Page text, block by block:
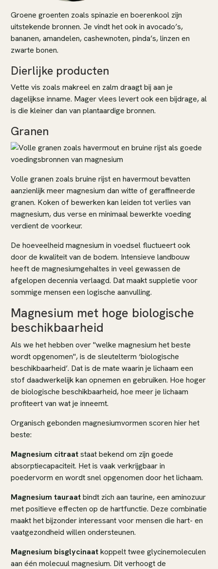
Groene groenten zoals spinazie en boerenkool zijn
uitstekende bronnen. Je vindt het ook in avocado’s,
bananen, amandelen, cashewnoten, pinda’s, linzen en
zwarte bonen.
Dierlijke producten
Vette vis zoals makreel en zalm draagt bij aan je
dagelijkse inname. Mager vlees levert ook een bijdrage, al
is die kleiner dan van plantaardige bronnen.
Granen
Volle granen zoals bruine rijst en havermout bevatten
aanzienlijk meer magnesium dan witte of geraffineerde
granen. Koken of bewerken kan leiden tot verlies van
magnesium, dus verse en minimaal bewerkte voeding
verdient de voorkeur.
De hoeveelheid magnesium in voedsel fluctueert ook
door de kwaliteit van de bodem. Intensieve landbouw
heeft de magnesiumgehaltes in veel gewassen de
afgelopen decennia verlaagd. Dat maakt suppletie voor
sommige mensen een logische aanvulling.
Magnesium met hoge biologische
beschikbaarheid
Als we het hebben over "welke magnesium het beste
wordt opgenomen", is de sleutelterm ‘biologische
beschikbaarheid’. Dat is de mate waarin je lichaam een
stof daadwerkelijk kan opnemen en gebruiken. Hoe hoger
de biologische beschikbaarheid, hoe meer je lichaam
profiteert van wat je inneemt.
Organisch gebonden magnesiumvormen scoren hier het
beste:
Magnesium citraatstaat bekend om zijn goede
absorptiecapaciteit. Het is vaak verkrijgbaar in
poedervorm en wordt snel opgenomen door het lichaam.
Magnesium tauraatbindt zich aan taurine, een aminozuur
met positieve effecten op de hartfunctie. Deze combinatie
maakt het bijzonder interessant voor mensen die hart- en
vaatgezondheid willen ondersteunen.
Magnesium bisglycinaatkoppelt twee glycinemoleculen
aan één molecuul magnesium. Dit verhoogt de